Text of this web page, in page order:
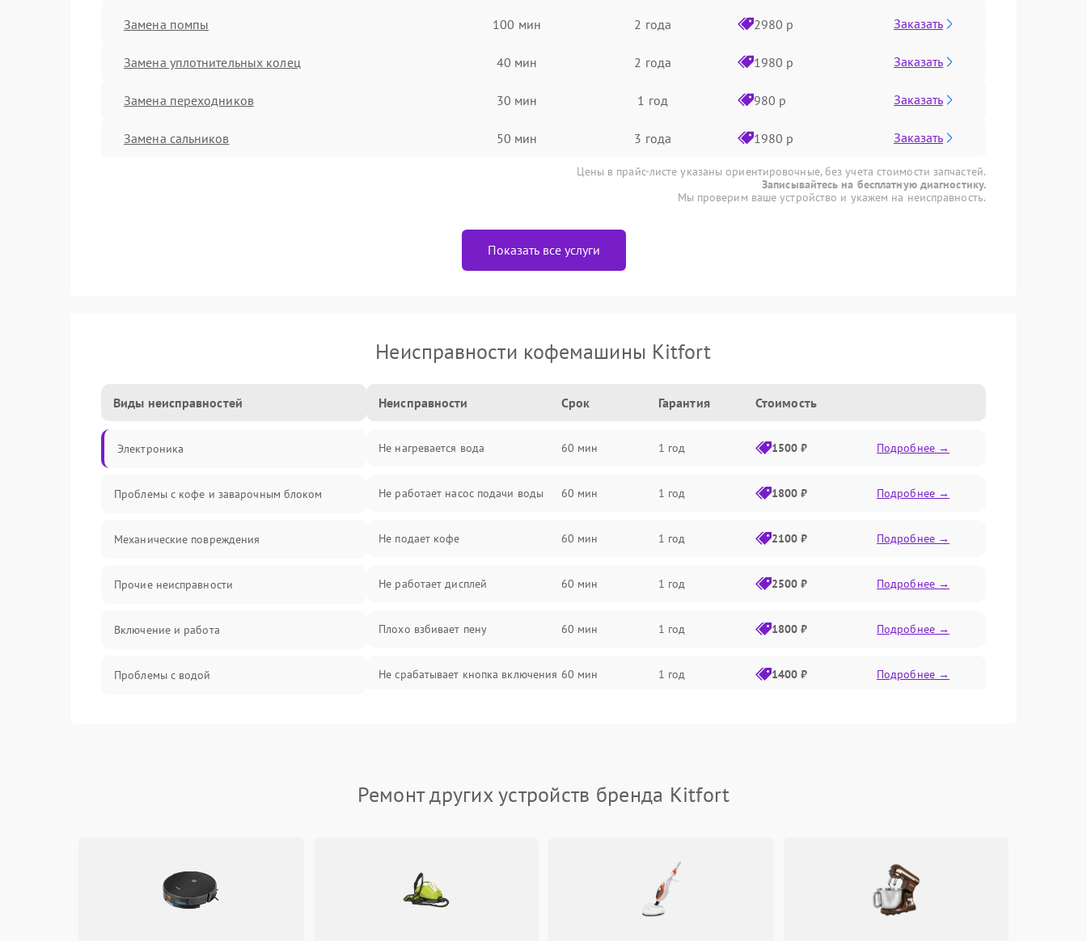
Замена помпы 100 мин 2 года 2980 р Заказать
Замена уплотнительных колец 40 мин 2 года 1980 р Заказать
Замена переходников 30 мин 1 год 980 р Заказать
Замена сальников 50 мин 3 года 1980 р Заказать
Цены в прайс-листе указаны ориентировочные, без учета стоимости запчастей.
Записывайтесь на бесплатную диагностику.
Мы проверим ваше устройство и укажем на неисправность.
Показать все услуги
Неисправности кофемашины Kitfort
Виды неисправностей
Электроника
Проблемы с кофе и заварочным блоком
Механические повреждения
Прочие неисправности
Включение и работа
Проблемы с водой
Неисправности Срок Гарантия Стоимость
Не нагревается вода 60 мин 1 год 1500 ₽ Подробнее →
Не работает насос подачи воды 60 мин 1 год 1800 ₽ Подробнее →
Не подает кофе 60 мин 1 год 2100 ₽ Подробнее →
Не работает дисплей 60 мин 1 год 2500 ₽ Подробнее →
Плохо взбивает пену 60 мин 1 год 1800 ₽ Подробнее →
Не срабатывает кнопка включения 60 мин 1 год 1400 ₽ Подробнее →
Ремонт других устройств бренда Kitfort